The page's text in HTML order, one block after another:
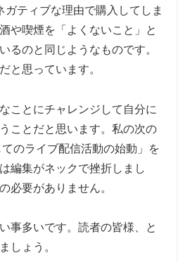
ティブな理由で購入してしま
や喫煙を「よくないこと」と
るのと同じようなものです。
と思っています。
ことにチャレンジして自分に
ことだと思います。私の次の
のライブ配信活動の始動」を
編集がネックで挫折しまし
必要がありません。
事多いです。読者の皆様、と
しょう。